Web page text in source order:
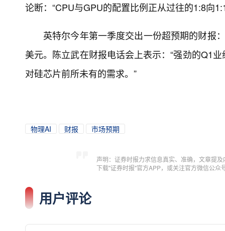
论断：“CPU与GPU的配置比例正从过往的1:8向
英特尔今年第一季度交出一份超预期的财报
美元。陈立武在财报电话会上表示：“强劲的Q1
对硅芯片前所未有的需求。”
物理AI 财报 市场预期
声明：证券时报力求信息真实、准确，文章提
下载"证券时报"官方APP，或关注官方微信公
用户评论